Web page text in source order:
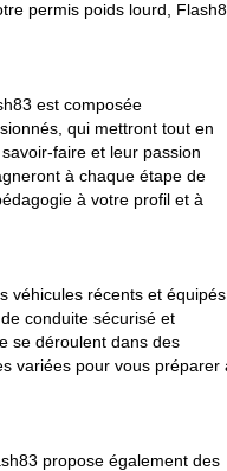
permis poids lourd,
est composée
qui mettront tout en
faire et leur passion
à chaque étape de
à votre profil et à
véhicules récents et équipés
conduite sécurisé et
se déroulent dans des
variées pour vous préparer
propose également des